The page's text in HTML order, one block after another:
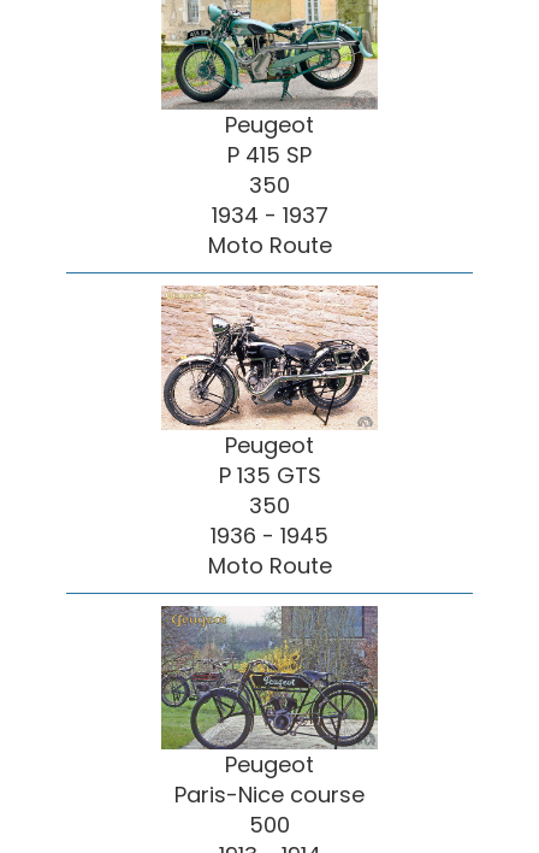
Peugeot
P 415 SP
350
1934 - 1937
Moto Route
Peugeot
P 135 GTS
350
1936 - 1945
Moto Route
Peugeot
Paris-Nice course
500